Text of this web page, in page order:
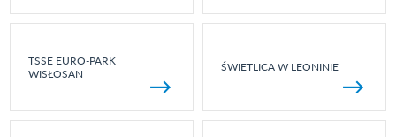
TSSE EURO-PARK
WISŁOSAN
ŚWIETLICA W LEONINIE